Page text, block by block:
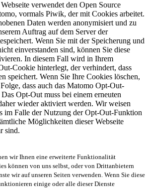
verwendet den Open Source
vormals Piwik, der mit Cookies arbeitet.
Daten werden anonymisiert und zu
Auftrag auf dem Server der
Wenn Sie mit der Speicherung und
einverstanden sind, können Sie diese
In diesem Fall wird in Ihrem
Cookie hinterlegt, der verhindert, dass
speichert. Wenn Sie Ihre Cookies löschen,
dass auch das Matomo Opt-Out-
Opt-Out muss bei einem erneuten
wieder aktiviert werden. Wir weisen
im Falle der Nutzung der Opt-Out-Funktion
Möglichkeiten dieser Webseite
sind.
wir Ihnen eine erweiterte Funktionalität
können von uns selbst, oder von Drittanbietern
wir auf unseren Seiten verwenden. Wenn Sie diese
einige oder alle dieser Dienste